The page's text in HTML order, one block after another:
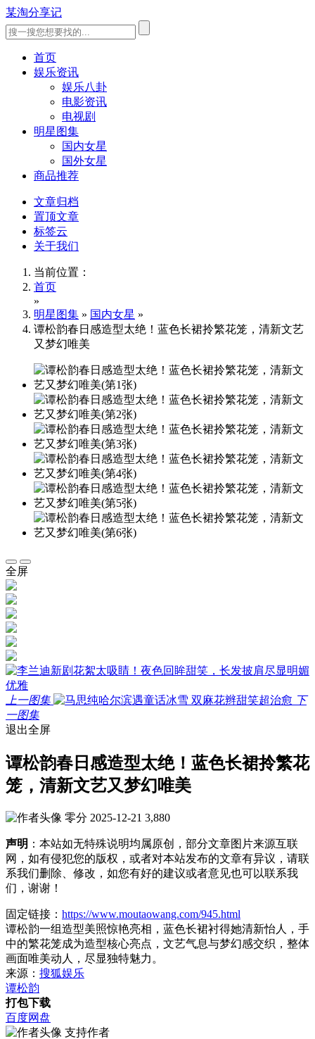
某淘分享记
首页
娱乐资讯
娱乐八卦
电影资讯
电视剧
明星图集
国内女星
国外女星
商品推荐
文章归档
置顶文章
标签云
关于我们
当前位置：
首页
»
明星图集 » 国内女星 »
谭松韵春日感造型太绝！蓝色长裙拎繁花笼，清新文艺
又梦幻唯美
全屏
上一图集
下
一图集
退出全屏
谭松韵春日感造型太绝！蓝色长裙拎繁花
笼，清新文艺又梦幻唯美
零分 2025-12-21 3,880
声明 ：本站如无特殊说明均属原创，部分文章图片来源互联
网，如有侵犯您的版权，或者对本站发布的文章有异议，请联
系我们删除、修改，如您有好的建议或者意见也可以联系我
们，谢谢！
固定链接： https://www.moutaowang.com/945.html
谭松韵一组造型美照惊艳亮相，蓝色长裙衬得她清新怡人，手
中的繁花笼成为造型核心亮点，文艺气息与梦幻感交织，整体
画面唯美动人，尽显独特魅力。
来源： 搜狐娱乐
谭松韵
打包下载
百度网盘
支持作者